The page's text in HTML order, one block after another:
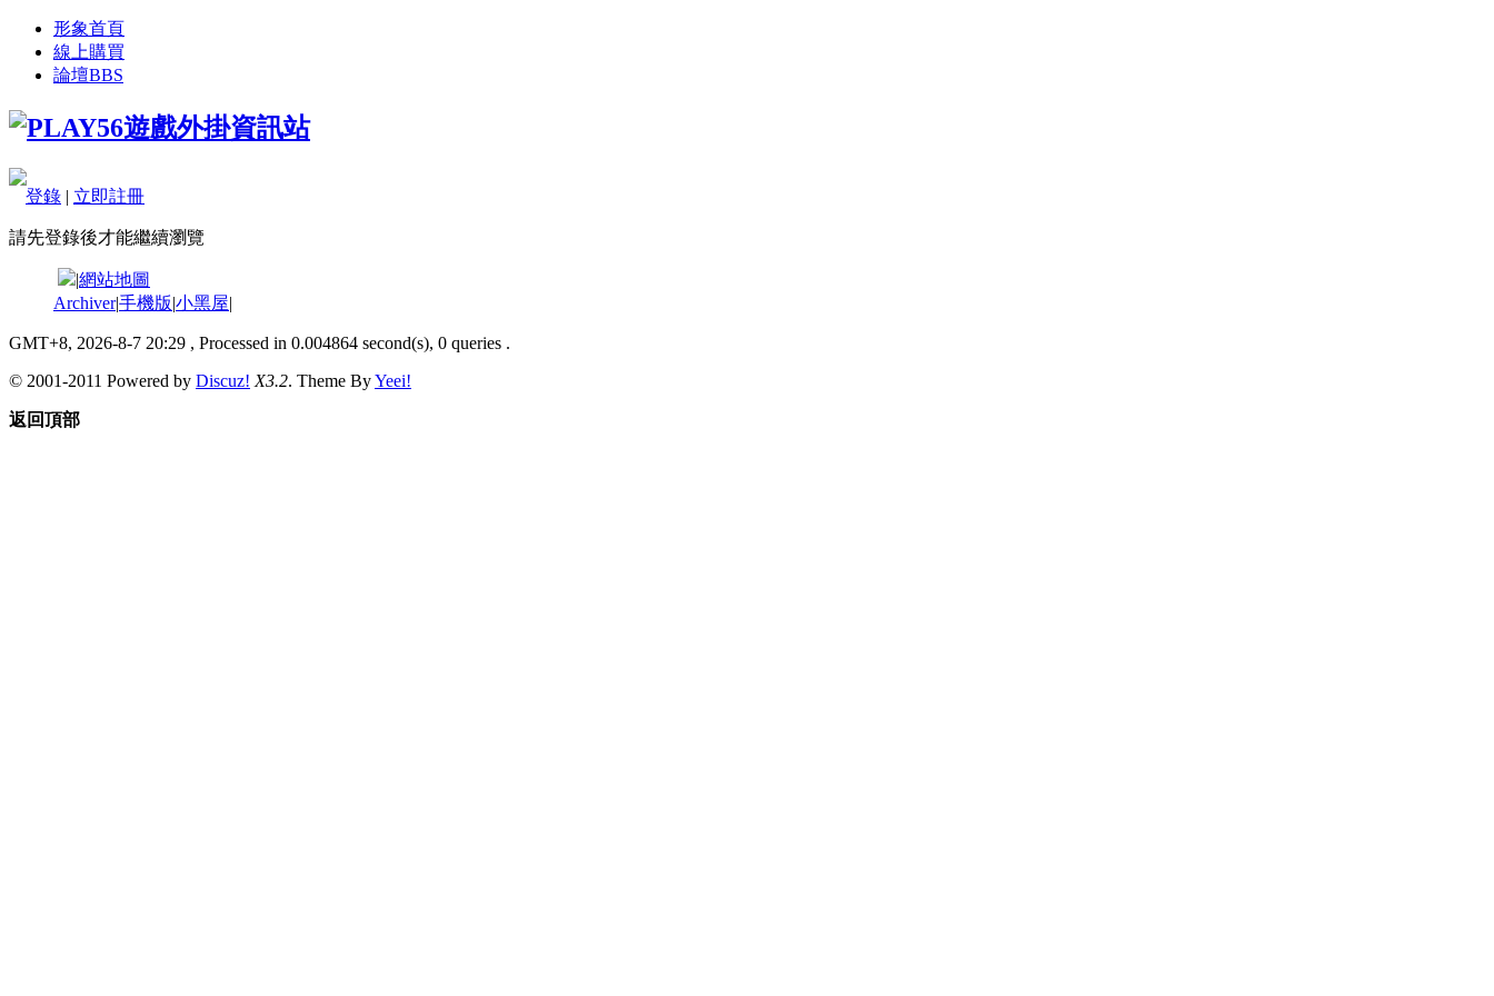
形象首頁
線上購買
論壇BBS
登錄 | 立即註冊
請先登錄後才能繼續瀏覽
|網站地圖
Archiver|手機版|小黑屋|
GMT+8, 2026-8-7 20:29 , Processed in 0.004864 second(s), 0 queries .
© 2001-2011 Powered by Discuz! X3.2. Theme ByYeei!
返回頂部